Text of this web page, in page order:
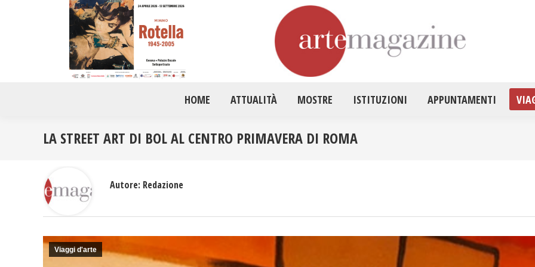
HOME ATTUALITÀ MOSTRE ISTITUZIONI APPUNTAMENTI
LA STREET ART DI BOL AL CENTRO PRIMAVERA DI ROMA
Viaggi d'arte
Autore: Redazione
HOME